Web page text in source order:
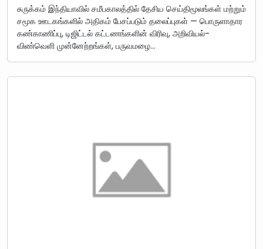
சுருக்கம் இந்தியாவில் சமீபகாலத்தில் தேசிய செய்திமூலங்கள் மற்றும்
சமூக ஊடகங்களில் அதிகம் பேசப்படும் தலைப்புகள் — பொருளாதார
கண்காணிப்பு, டிஜிட்டல் கட்டணங்களின் விரிவு, அறிவியல்-
விண்வெளி முன்னேற்றங்கள், பருவமழை…